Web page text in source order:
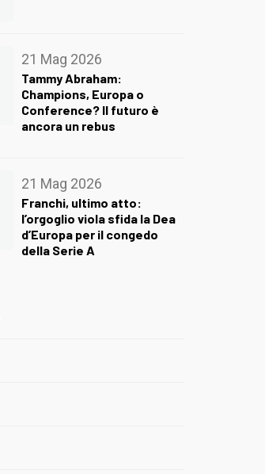
21 Mag 2026
Tammy Abraham:
Champions, Europa o
Conference? Il futuro è
ancora un rebus
21 Mag 2026
Franchi, ultimo atto:
l’orgoglio viola sfida la Dea
d’Europa per il congedo
della Serie A